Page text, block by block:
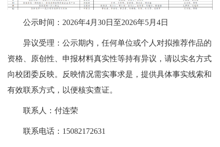
公示时间：2026年4月30日至2026年5月4日
异议受理：公示期内，任何单位或个人对拟推荐作品的
资格、原创性、申报材料真实性等持有异议，请以实名方式
向校团委反映。反映情况需实事求是，提供具体事实线索和
有效联系方式，以便核实查证。
联系人：付连荣
联系电话：15082172631